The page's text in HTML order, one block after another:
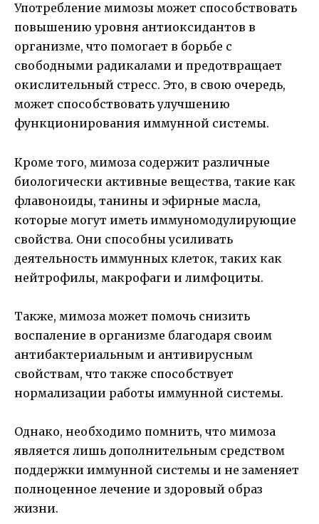
Употребление мимозы может способствовать
повышению уровня антиоксидантов в
организме, что помогает в борьбе с
свободными радикалами и предотвращает
окислительный стресс. Это, в свою очередь,
может способствовать улучшению
функционирования иммунной системы.
Кроме того, мимоза содержит различные
биологически активные вещества, такие как
флавоноиды, танины и эфирные масла,
которые могут иметь иммуномодулирующие
свойства. Они способны усиливать
деятельность иммунных клеток, таких как
нейтрофилы, макрофаги и лимфоциты.
Также, мимоза может помочь снизить
воспаление в организме благодаря своим
антибактериальным и антивирусным
свойствам, что также способствует
нормализации работы иммунной системы.
Однако, необходимо помнить, что мимоза
является лишь дополнительным средством
поддержки иммунной системы и не заменяет
полноценное лечение и здоровый образ
жизни.